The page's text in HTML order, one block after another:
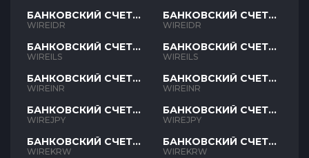
БАНКОВСКИЙ СЧЕТ
IDR
WIREIDR
БАНКОВСКИЙ СЧЕТ
ILS
WIREILS
БАНКОВСКИЙ СЧЕТ
INR
WIREINR
БАНКОВСКИЙ СЧЕТ
JPY
WIREJPY
БАНКОВСКИЙ СЧЕТ
KRW
WIREKRW
БАНКОВСКИЙ СЧЕТ
IDR
WIREIDR
БАНКОВСКИЙ СЧЕТ
ILS
WIREILS
БАНКОВСКИЙ СЧЕТ
INR
WIREINR
БАНКОВСКИЙ СЧЕТ
JPY
WIREJPY
БАНКОВСКИЙ СЧЕТ
KRW
WIREKRW